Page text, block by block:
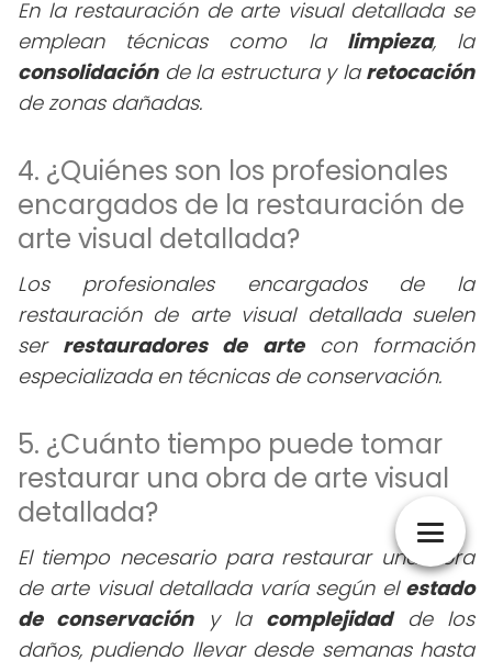
En la restauración de arte visual detallada se
emplean técnicas como la limpieza, la
consolidaciónde la estructura y la retocación
de zonas dañadas.
4. ¿Quiénes son los profesionales
encargados de la restauración de
arte visual detallada?
Los profesionales encargados de la
restauración de arte visual detallada suelen
ser restauradores de artecon formación
especializada en técnicas de conservación.
5. ¿Cuánto tiempo puede tomar
restaurar una obra de arte visual
detallada?
El tiempo necesario para restaurar una obra
de arte visual detallada varía según el estado
de conservacióny la complejidadde los
daños, pudiendo llevar desde semanas hasta